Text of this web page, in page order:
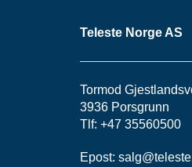
Teleste Norge AS
Tormod
3936 Porsgrunn
Tlf: +47 35560500
Epost: